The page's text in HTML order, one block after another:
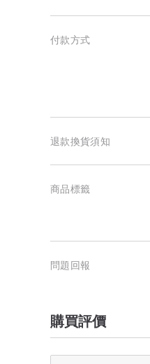
付款方式
退款換貨須知
商品標籤
問題回報
購買評價